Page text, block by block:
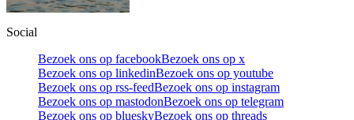
Social
Bezoek ons op facebookBezoek ons op x
Bezoek ons op linkedinBezoek ons op youtube
Bezoek ons op rss-feedBezoek ons op instagram
Bezoek ons op mastodonBezoek ons op telegram
Bezoek ons op blueskyBezoek ons op threads